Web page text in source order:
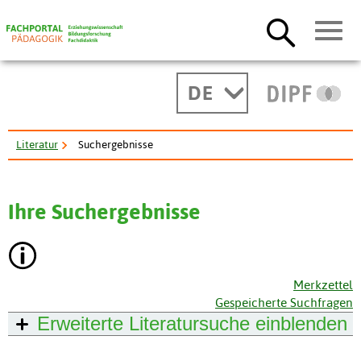
DE
Literatur Suchergebnisse
Ihre Suchergebnisse
Merkzettel
Gespeicherte Suchfragen
Erweiterte Literatursuche einblenden